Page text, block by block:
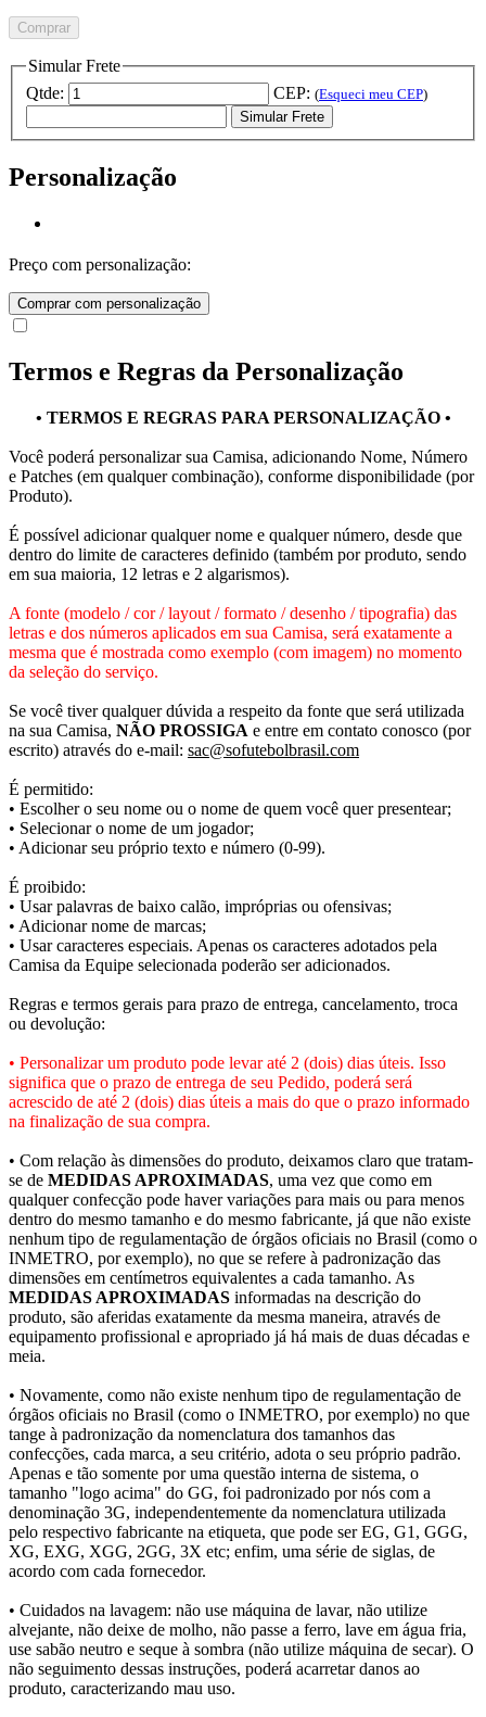
Comprar
Simular Frete
Qtde:
CEP: (Esqueci meu CEP)
Simular Frete
Personalização
Preço com personalização:
Comprar com personalização
Termos e Regras da Personalização
• TERMOS E REGRAS PARA PERSONALIZAÇÃO •
Você poderá personalizar sua Camisa, adicionando Nome, Número
e Patches (em qualquer combinação), conforme disponibilidade (por
Produto).
É possível adicionar qualquer nome e qualquer número, desde que
dentro do limite de caracteres definido (também por produto, sendo
em sua maioria, 12 letras e 2 algarismos).
A fonte (modelo / cor / layout / formato / desenho / tipografia) das
letras e dos números aplicados em sua Camisa, será exatamente a
mesma que é mostrada como exemplo (com imagem) no momento
da seleção do serviço.
Se você tiver qualquer dúvida a respeito da fonte que será utilizada
na sua Camisa, NÃO PROSSIGA e entre em contato conosco (por
escrito) através do e-mail: sac@sofutebolbrasil.com
É permitido:
• Escolher o seu nome ou o nome de quem você quer presentear;
• Selecionar o nome de um jogador;
• Adicionar seu próprio texto e número (0-99).
É proibido:
• Usar palavras de baixo calão, impróprias ou ofensivas;
• Adicionar nome de marcas;
• Usar caracteres especiais. Apenas os caracteres adotados pela
Camisa da Equipe selecionada poderão ser adicionados.
Regras e termos gerais para prazo de entrega, cancelamento, troca
ou devolução:
• Personalizar um produto pode levar até 2 (dois) dias úteis. Isso
significa que o prazo de entrega de seu Pedido, poderá será
acrescido de até 2 (dois) dias úteis a mais do que o prazo informado
na finalização de sua compra.
• Com relação às dimensões do produto, deixamos claro que tratam-
se de MEDIDAS APROXIMADAS, uma vez que como em
qualquer confecção pode haver variações para mais ou para menos
dentro do mesmo tamanho e do mesmo fabricante, já que não existe
nenhum tipo de regulamentação de órgãos oficiais no Brasil (como o
INMETRO, por exemplo), no que se refere à padronização das
dimensões em centímetros equivalentes a cada tamanho. As
MEDIDAS APROXIMADAS informadas na descrição do
produto, são aferidas exatamente da mesma maneira, através de
equipamento profissional e apropriado já há mais de duas décadas e
meia.
• Novamente, como não existe nenhum tipo de regulamentação de
órgãos oficiais no Brasil (como o INMETRO, por exemplo) no que
tange à padronização da nomenclatura dos tamanhos das
confecções, cada marca, a seu critério, adota o seu próprio padrão.
Apenas e tão somente por uma questão interna de sistema, o
tamanho "logo acima" do GG, foi padronizado por nós com a
denominação 3G, independentemente da nomenclatura utilizada
pelo respectivo fabricante na etiqueta, que pode ser EG, G1, GGG,
XG, EXG, XGG, 2GG, 3X etc; enfim, uma série de siglas, de
acordo com cada fornecedor.
• Cuidados na lavagem: não use máquina de lavar, não utilize
alvejante, não deixe de molho, não passe a ferro, lave em água fria,
use sabão neutro e seque à sombra (não utilize máquina de secar). O
não seguimento dessas instruções, poderá acarretar danos ao
produto, caracterizando mau uso.